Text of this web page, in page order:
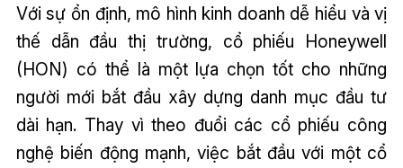
Với sự ổn định, mô hình kinh doanh dễ hiểu và vị
thế dẫn đầu thị trường, cổ phiếu Honeywell
(HON) có thể là một lựa chọn tốt cho những
người mới bắt đầu xây dựng danh mục đầu tư
dài hạn. Thay vì theo đuổi các cổ phiếu công
nghệ biến động mạnh, việc bắt đầu với một cổ